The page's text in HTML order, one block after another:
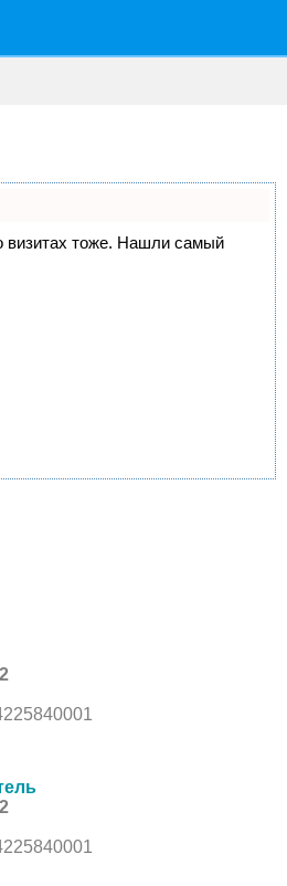
визитах тоже. Нашли самый